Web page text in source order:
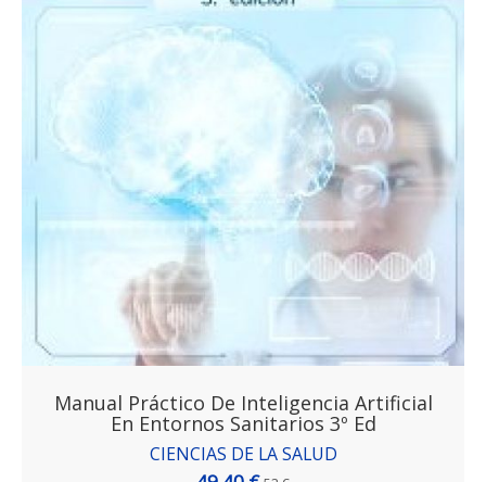
Manual Práctico De Inteligencia Artificial
En Entornos Sanitarios 3º Ed
CIENCIAS DE LA SALUD